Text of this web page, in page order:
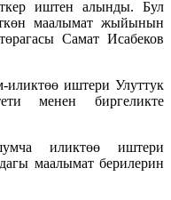
иштен алынды. Бул
маалымат жыйынын
Самат Исабеков
иштери Улуттук
менен биргеликте
иликтөө иштери
маалымат берилерин